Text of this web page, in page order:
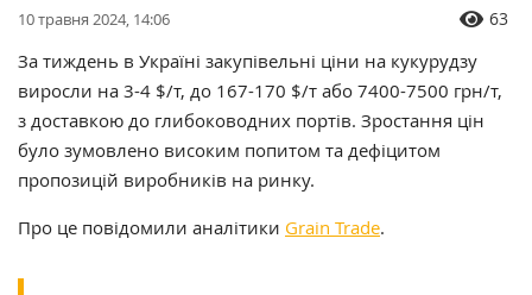
10 травня 2024, 14:06 63
За тиждень в Україні закупівельні ціни на кукурудзу
виросли на 3-4 $/т, до 167-170 $/т або 7400-7500 грн/т,
з доставкою до глибоководних портів. Зростання цін
було зумовлено високим попитом та дефіцитом
пропозицій виробників на ринку.
Про це повідомили аналітики Grain Trade.